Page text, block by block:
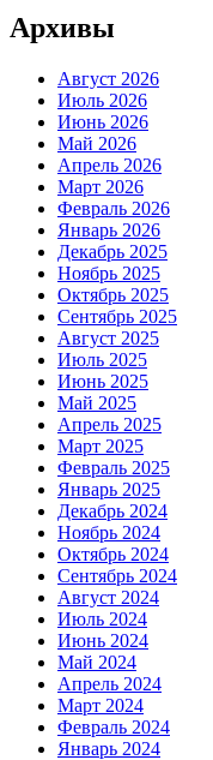
Архивы
Август 2026
Июль 2026
Июнь 2026
Май 2026
Апрель 2026
Март 2026
Февраль 2026
Январь 2026
Декабрь 2025
Ноябрь 2025
Октябрь 2025
Сентябрь 2025
Август 2025
Июль 2025
Июнь 2025
Май 2025
Апрель 2025
Март 2025
Февраль 2025
Январь 2025
Декабрь 2024
Ноябрь 2024
Октябрь 2024
Сентябрь 2024
Август 2024
Июль 2024
Июнь 2024
Май 2024
Апрель 2024
Март 2024
Февраль 2024
Январь 2024